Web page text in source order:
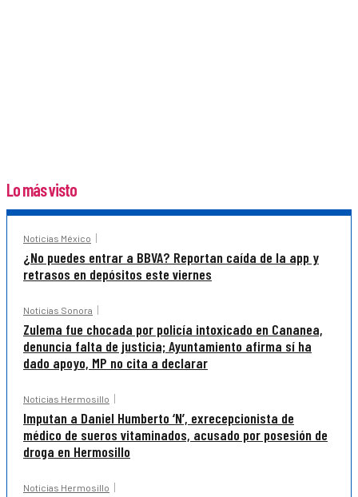
Lo más visto
Noticias México
¿No puedes entrar a BBVA? Reportan caída de la app y
retrasos en depósitos este viernes
Noticias Sonora
Zulema fue chocada por policía intoxicado en Cananea,
denuncia falta de justicia; Ayuntamiento afirma sí ha
dado apoyo, MP no cita a declarar
Noticias Hermosillo
Imputan a Daniel Humberto ‘N’, exrecepcionista de
médico de sueros vitaminados, acusado por posesión de
droga en Hermosillo
Noticias Hermosillo